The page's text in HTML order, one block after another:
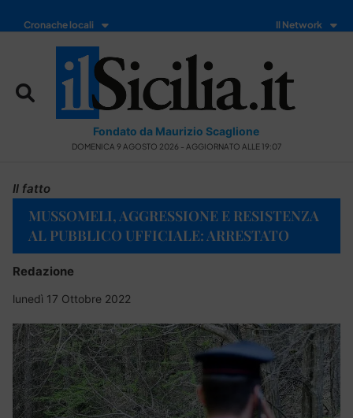
Cronache locali Il Network
Fondato da Maurizio Scaglione
DOMENICA 9 AGOSTO 2026 - AGGIORNATO ALLE 19:07
Il fatto
MUSSOMELI, AGGRESSIONE E RESISTENZA
AL PUBBLICO UFFICIALE: ARRESTATO
Redazione
lunedì 17 Ottobre 2022